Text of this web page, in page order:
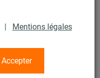
| Mentions légales
Accepter
renfort